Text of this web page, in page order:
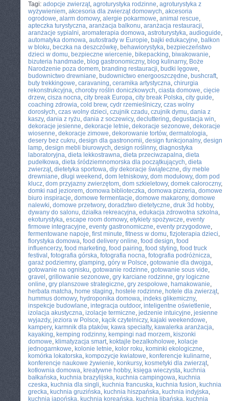
Tagi: adopcje zwierząt, agroturystyka rodzinne, agroturystyka z
wyżywieniem, akcesoria dla zwierząt domowych, akcesoria
ogrodowe, alarm domowy, alergie pokarmowe, animal rescue,
apteczka turystyczna, aranżacja balkonu, aranżacja restauracji,
aranżacje sypialni, aromaterapia domowa, astroturystyka, audioguide,
automatyka domowa, autostrady w Europie, bajki edukacyjne, balkon
w bloku, beczka na deszczówkę, behawiorystyka, bezpieczeństwo
dzieci w domu, bezpieczne wiercenie, bikepacking, biwakowanie,
bizuteria handmade, blog gastronomiczny, blog kulinarny, Boże
Narodzenie poza domem, branding restauracji, budki lęgowe,
budownictwo drewniane, budownictwo energooszczędne, bushcraft,
buty trekkingowe, caravaning, ceramika artystyczna, chirurgia
rekonstrukcyjna, choroby roślin doniczkowych, ciasta domowe, cięcie
drzew, cisza nocna, city break Europa, city break Polska, city guide,
coaching zdrowia, cold brew, cydr rzemieślniczy, czas wolny
dorosłych, czas wolny dzieci, czujnik czadu, czujnik dymu, dania z
kaszy, dania z ryżu, dania z soczewicy, decluttering, degustacja win,
dekoracje jesienne, dekoracje letnie, dekoracje sezonowe, dekoracje
wiosenne, dekoracje zimowe, dekorowanie tortów, dermatologia,
desery bez cukru, design dla gastronomii, design funkcjonalny, design
lamp, design mebli biurowych, design roślinny, diagnostyka
laboratoryjna, dieta lekkostrawna, dieta przeciwzapalna, dieta
pudełkowa, dieta śródziemnomorska dla początkujących, dieta
zwierząt, dietetyka sportowa, diy dekoracje świąteczne, diy meble
drewniane, długi weekend , dom letniskowy, dom modułowy, dom pod
klucz, dom przyjazny zwierzętom, dom szkieletowy, domek całoroczny,
domki nad jeziorem, domowa biblioteczka, domowa pizzeria, domowe
biuro inspiracje, domowe fermentacje, domowe makarony, domowe
nalewki, domowe przetwory, doradztwo dietetyczne, druk 3d hobby,
dywany do salonu, działka rekreacyjna, edukacja zdrowotna szkolna,
ekoturystyka, escape room domowy, etykiety spożywcze, eventy
firmowe integracyjne, eventy gastronomiczne, eventy przygodowe,
fermentowane napoje, first minute, fitness w domu, fizjoterapia dzieci,
florystyka domowa, food delivery online, food design, food
influencerzy, food marketing, food pairing, food styling, food truck
festival , fotografia górska, fotografia nocna, fotografia podróżnicza,
garaż podziemny, glamping, góry w Polsce, gotowanie dla dwojga,
gotowanie na ognisku, gotowanie rodzinne, gotowanie sous vide,
gravel , grillowanie sezonowe, gry karciane rodzinne, gry logiczne
online, gry planszowe strategiczne, gry zespołowe, hamakowanie,
herbata matcha, home staging, hostele rodzinne, hotele dla zwierząt,
hummus domowy, hydroponika domowa, indeks glikemiczny,
inspekcje budowlane, integracja outdoor, inteligentne oświetlenie,
izolacja akustyczna, izolacje termiczne, jedzenie intuicyjne, jesienne
wyjazdy, jeziora w Polsce, kącik czytelniczy, kajaki weekendowe,
kampery, karmnik dla ptaków, kawa specialty, kawalerka aranżacja,
kayaking, kemping rodzinny, kempingi nad morzem, kiszonki
domowe, klimatyzacja smart, koktajle bezalkoholowe, kolacje
jednogarnkowe, kolonie letnie, kolor roku, kominki ekologiczne,
komórka lokatorska, kompozycje kwiatowe, konferencje kulinarne,
konferencje naukowe żywienie, konkursy, kosmetyki dla zwierząt,
kotłownia domowa, kreatywne hobby, księga wieczysta, kuchnia
bałkańska, kuchnia brazylijska, kuchnia campingowa, kuchnia
czeska, kuchnia dla singli, kuchnia francuska, kuchnia fusion, kuchnia
grecka, kuchnia gruzińska, kuchnia hiszpańska, kuchnia indyjska,
kuchnia japońska, kuchnia koreańska, kuchnia libańska, kuchnia